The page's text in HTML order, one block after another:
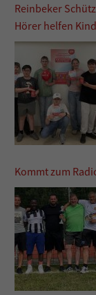
Reinbeker
Hörer helfen
Kommt zum